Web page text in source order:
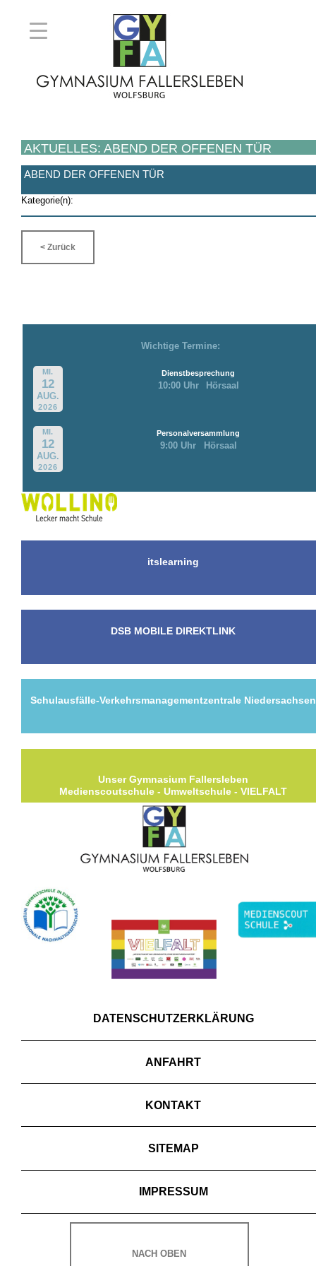
AKTUELLES: ABEND DER OFFENEN TÜR
ABEND DER OFFENEN TÜR
Kategorie(n):
< Zurück
Wichtige Termine:
MI.
12
AUG.
2026
Dienstbesprechung
10:00 Uhr Hörsaal
MI.
12
AUG.
2026
Personalversammlung
9:00 Uhr Hörsaal
itslearning
DSB MOBILE DIREKTLINK
Schulausfälle-Verkehrsmanagementzentrale Niedersachsen
Unser Gymnasium Fallersleben
Medienscoutschule - Umweltschule - VIELFALT
DATENSCHUTZERKLÄRUNG
ANFAHRT
KONTAKT
SITEMAP
IMPRESSUM
NACH OBEN